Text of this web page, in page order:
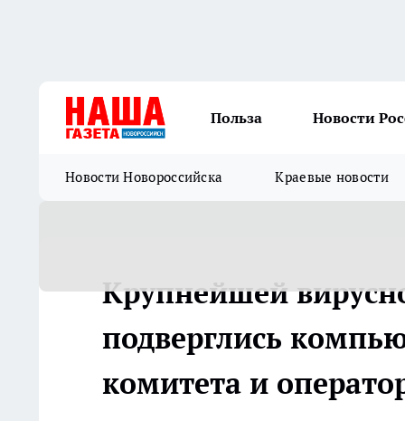
Польза Новости
Новости Новороссийска Краевые новости
Крупнейшей
подверглись
комитета и